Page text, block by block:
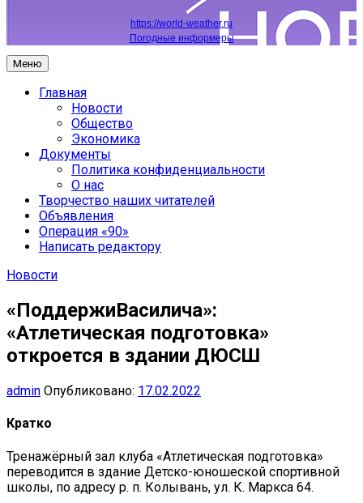
https://world-weather.ru
Погодные информеры
Меню
Главная
Новости
Общество
Экономика
Документы
Политика конфиденциальности
О нас
Творчество наших читателей
Объявления
Операция «90»
Написать редактору
Новости
«ПоддержиВасилича»:
«Атлетическая подготовка»
откроется в здании ДЮСШ
admin Опубликовано: 17.02.2022
Кратко
Тренажёрный зал клуба «Атлетическая подготовка»
переводится в здание Детско-юношеской спортивной
школы, по адресу р. п. Колывань, ул. К. Маркса 64.